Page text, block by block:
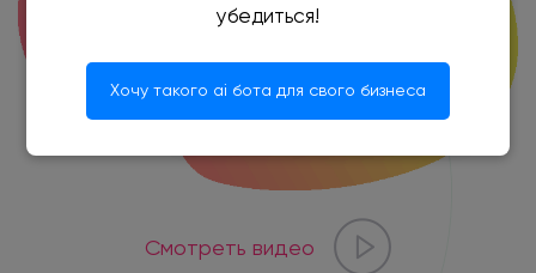
Смотреть видео
убедиться!
Хочу такого ai бота для свого бизнеса